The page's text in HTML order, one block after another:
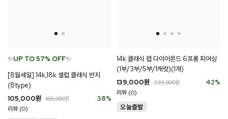
✨UP TO 57% OFF✨
[8월세일] 14k,18k 셀럽 클래식 반지
(8type)
38%
105,000원 169,000원
리뷰 (0)
14k 클래식 랩 다이아몬드 6프롱 피어싱
(1부/3부/5부/1캐럿)(1개)
42%
139,000원 239,000원
리뷰 (0)